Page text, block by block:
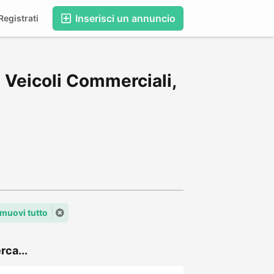
Inserisci un annuncio
Commerciali,
tutto